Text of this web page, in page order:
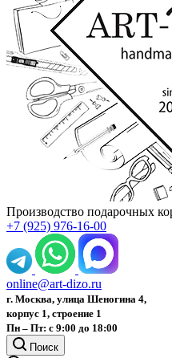
Производство подарочных
+7 (925) 976-16-00
online@art-dizo.ru
г. Москва, улица Шеногина 4,
корпус 1, строение 1
Пн – Пт: с 9:00 до 18:00
Поиск